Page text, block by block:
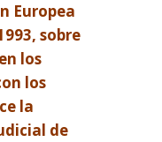
Europea
sobre
los
los
la
de